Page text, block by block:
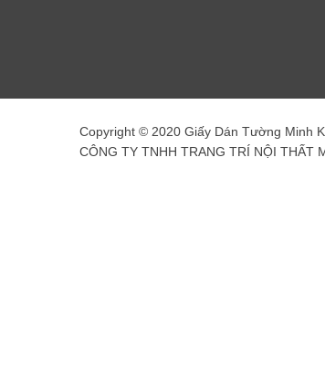
Copyright © 2020 Giấy Dán Tường Minh
CÔNG TY TNHH TRANG TRÍ NỘI THẤT